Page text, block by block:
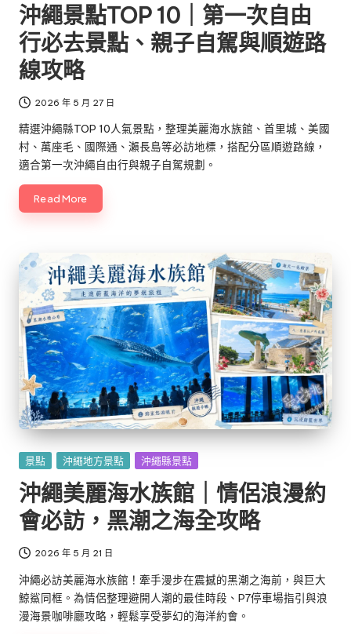
沖繩景點TOP 10｜第一次自由
行必去景點、親子自駕與順遊路
線攻略
2026 年 5 月 27 日
精選沖繩縣TOP 10人氣景點，整理美麗海水族館、首里城、美國
村、萬座毛、國際通、瀨長島等必訪地標，搭配分區順遊路線，
適合第一次沖繩自由行與親子自駕規劃。
Read More
Posted
景點 沖繩地方景點 沖繩縣景點
沖繩美麗海水族館｜情侶浪漫約
會必訪，黑潮之海全攻略
2026 年 5 月 21 日
沖繩必訪美麗海水族館！牽手漫步在震撼的黑潮之海前，與巨大
鯨鯊同框。為情侶整理避開人潮的最佳時段、P7停車場指引與浪
漫海景咖啡廳攻略，輕鬆享受夢幻的海洋約會。